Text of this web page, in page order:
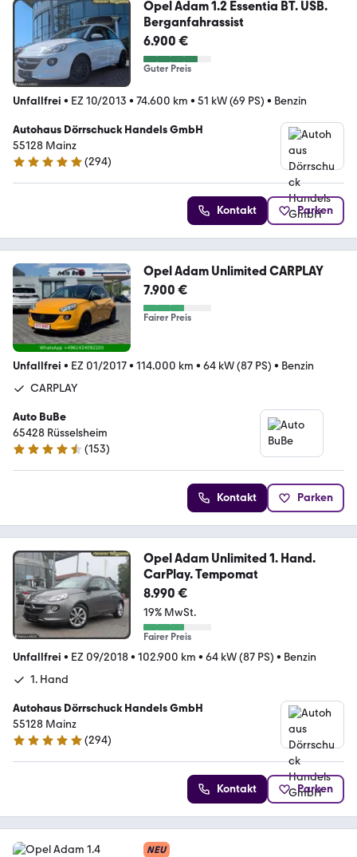
Opel Adam 1.2 Essentia BT. USB.
Berganfahrassist
6.900 €
Guter Preis
Unfallfrei • EZ 10/2013 • 74.600 km • 51 kW (69 PS) • Benzin
Autohaus Dörrschuck Handels GmbH
55128 Mainz
4.8 Sterne
(294)
Kontakt Parken
Opel Adam Unlimited CARPLAY
7.900 €
Fairer Preis
Unfallfrei • EZ 01/2017• 114.000 km • 64 kW (87 PS) • Benzin
CARPLAY
Auto BuBe
65428 ­­­Rüsselsheim
4.7 Sterne
(153)
Kontakt Parken
Opel Adam Unlimited 1. Hand.
CarPlay. Tempomat
8.990 €
19% MwSt.
Fairer Preis
Unfallfrei • EZ 09/2018• 102.900 km • 64 kW (87 PS) • Benzin
1. Hand
Autohaus Dörrschuck Handels GmbH
55128 Mainz
4.8 Sterne
(294)
Kontakt Parken
NEU